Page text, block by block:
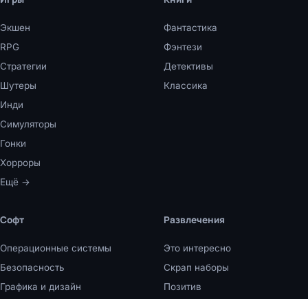
Экшен
RPG
Стратегии
Шутеры
Инди
Симуляторы
Гонки
Хорроры
Ещё →
Фантастика
Фэнтези
Детективы
Классика
Софт
Операционные системы
Безопасность
Графика и дизайн
Развлечения
Это интересно
Скрап наборы
Позитив